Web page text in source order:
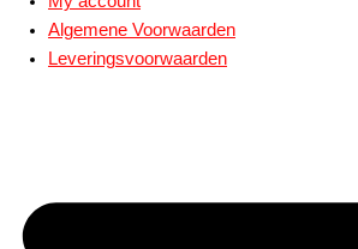
Algemene Voorwaarden
Leveringsvoorwaarden